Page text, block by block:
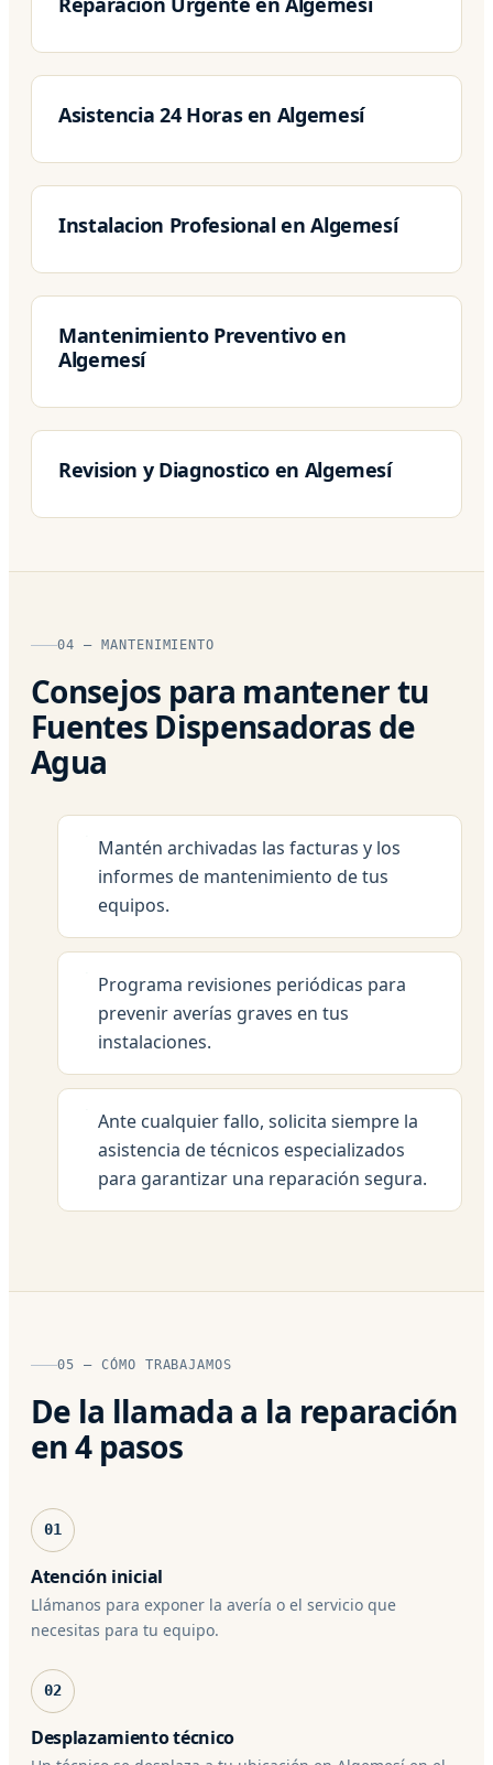
Asistencia 24 Horas en Algemesí
Instalacion Profesional en Algemesí
Mantenimiento Preventivo en
Algemesí
Revision y Diagnostico en Algemesí
04 — MANTENIMIENTO
Consejos para mantener tu
Fuentes Dispensadoras de
Agua
Mantén archivadas las facturas y los
informes de mantenimiento de tus
equipos.
Programa revisiones periódicas para
prevenir averías graves en tus
instalaciones.
Ante cualquier fallo, solicita siempre la
asistencia de técnicos especializados
para garantizar una reparación segura.
05 — CÓMO TRABAJAMOS
De la llamada a la reparación
en 4 pasos
01
Atención inicial
Llámanos para exponer la avería o el servicio que
necesitas para tu equipo.
02
Desplazamiento técnico